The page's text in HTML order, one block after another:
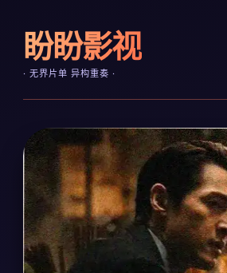
盼盼影视
· 无界片单 异构重奏 ·